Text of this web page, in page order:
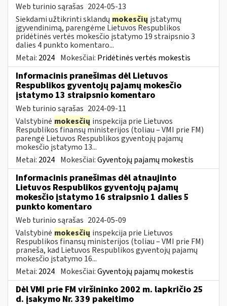
Web turinio sąrašas 2024-05-13
Siekdami užtikrinti sklandų mokesčių įstatymų
įgyvendinimą, parengėme Lietuvos Respublikos
pridėtinės vertės mokesčio įstatymo 19 straipsnio 3
dalies 4 punkto komentaro...
Metai: 2024 Mokesčiai: Pridėtinės vertės mokestis
Informacinis pranešimas dėl Lietuvos
Respublikos gyventojų pajamų mokesčio
įstatymo 13 straipsnio komentaro
Web turinio sąrašas 2024-09-11
Valstybinė mokesčių inspekcija prie Lietuvos
Respublikos finansų ministerijos (toliau – VMI prie FM)
parengė Lietuvos Respublikos gyventojų pajamų
mokesčio įstatymo 13...
Metai: 2024 Mokesčiai:Gyventojų pajamų mokestis
Informacinis pranešimas dėl atnaujinto
Lietuvos Respublikos gyventojų pajamų
mokesčio įstatymo 16 straipsnio 1 dalies 5
punkto komentaro
Web turinio sąrašas 2024-05-09
Valstybinė mokesčių inspekcija prie Lietuvos
Respublikos finansų ministerijos (toliau – VMI prie FM)
praneša, kad Lietuvos Respublikos gyventojų pajamų
mokesčio įstatymo 16...
Metai: 2024 Mokesčiai:Gyventojų pajamų mokestis
Dėl VMI prie FM viršininko 2002 m. lapkričio 25
d. įsakymo Nr. 339 pakeitimo